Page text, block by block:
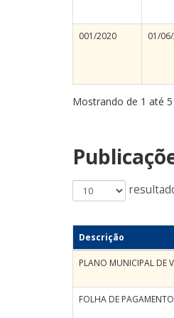
001/2020 01/
Mostrando de 1 até
Descrição
PLANO MUNICIPAL DE
FOLHA DE